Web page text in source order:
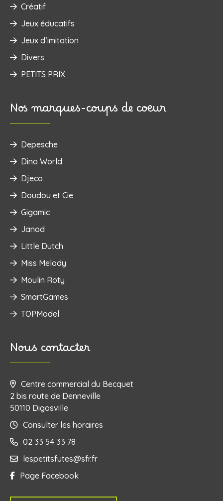
Créatif
Jeux éducatifs
Jeux d’imitation
Divers
PETITS PRIX
Nos marques-coups de coeur
Depesche
Dino World
Djeco
Doudou et Cie
Gigamic
Janod
Little Dutch
Miss Melody
Moulin Roty
SmartGames
TOPModel
Nous contacter
Centre commercial du Becquet
2 bis route de Denneville
50110 Digosville
Consulter les horaires
02 33 54 33 78
lespetitsfutes@sfr.fr
Page Facebook